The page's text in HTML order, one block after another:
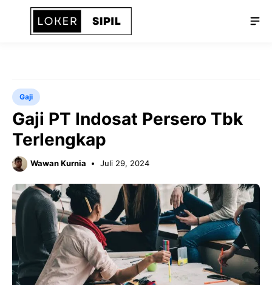
Langsung
Gaji
Gaji PT Indosat Persero Tbk
Terlengkap
Wawan Kurnia Juli 29, 2024